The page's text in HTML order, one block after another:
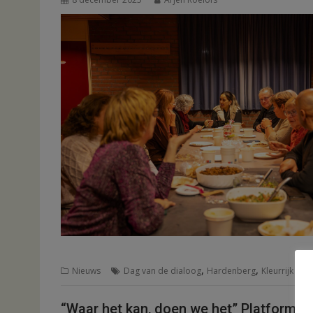
Nieuws Dag van de dialoog, Hardenberg, Kleurrijk
“Waar het kan, doen we het” Platform